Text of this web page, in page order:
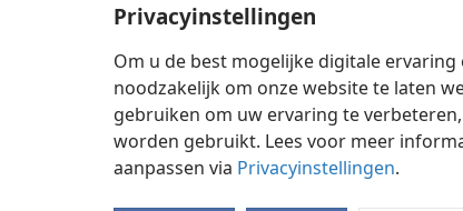
Privacyinstellingen
Om u de best mogelijke digitale
noodzakelijk om onze website te laten
gebruiken om uw ervaring te
worden gebruikt. Lees voor meer
aanpassen via Privacyinstellingen.
Copyright © 2026 Watch Tower